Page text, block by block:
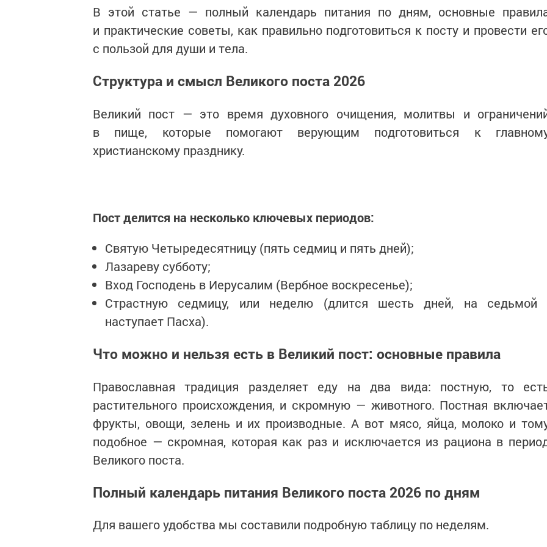
В этой статье — полный календарь питания по дням, основные
и практические советы, как правильно подготовиться к посту и провести
с пользой для души и тела.
Структура и смысл Великого поста 2026
Великий пост — это время духовного очищения, молитвы и
в пище, которые помогают верующим подготовиться к
христианскому празднику.
Пост делится на несколько ключевых периодов:
Святую Четыредесятницу (пять седмиц и пять дней);
Лазареву субботу;
Вход Господень в Иерусалим (Вербное воскресенье);
Страстную седмицу, или неделю (длится шесть дней, на седьмой
наступает Пасха).
Что можно и нельзя есть в Великий пост: основные правила
Православная традиция разделяет еду на два вида: постную, то
растительного происхождения, и скромную — животного. Постная
фрукты, овощи, зелень и их производные. А вот мясо, яйца, молоко и
подобное — скромная, которая как раз и исключается из рациона в
Великого поста.
Полный календарь питания Великого поста 2026 по дням
Для вашего удобства мы составили подробную таблицу по неделям.